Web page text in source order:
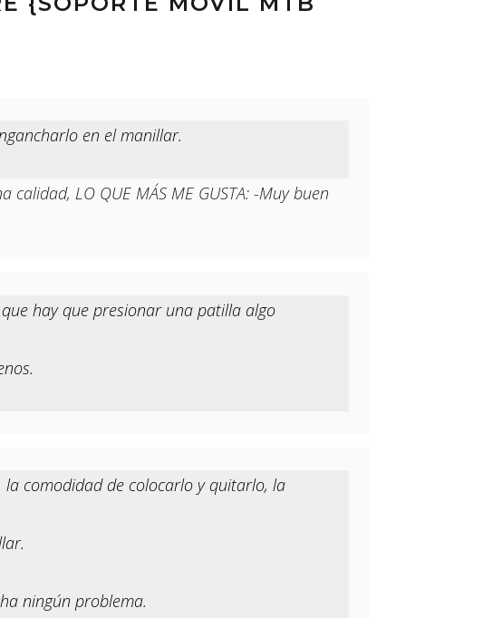
en el manillar.
LO QUE MÁS ME GUSTA: -Muy buen
hay que presionar una patilla algo
comodidad de colocarlo y quitarlo, la
ningún problema.